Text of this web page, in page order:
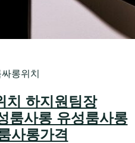
롱위치
치 하지원팀장
룸사롱 유성룸사롱
사롱가격